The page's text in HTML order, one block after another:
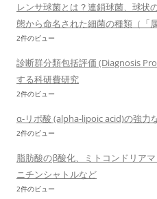
レンサ球菌とは？連鎖球菌、球状
態から命名された細菌の種類（「属
2件のビュー
診断群分類包括評価 (Diagnosis
する科研費研究
2件のビュー
α-リポ酸 (alpha-lipoic acid)の強力
2件のビュー
脂肪酸のβ酸化、ミトコンドリア
ニチンシャトルなど
2件のビュー